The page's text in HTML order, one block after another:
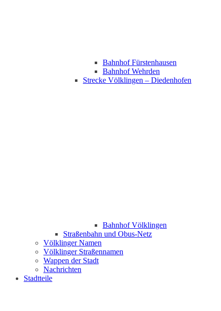
Bahnhof Fürstenhausen
Bahnhof Wehrden
Strecke Völklingen – Diedenhofen
Bahnhof Völklingen
Straßenbahn und Obus-Netz
Völklinger Namen
Völklinger Straßennamen
Wappen der Stadt
Nachrichten
Stadtteile